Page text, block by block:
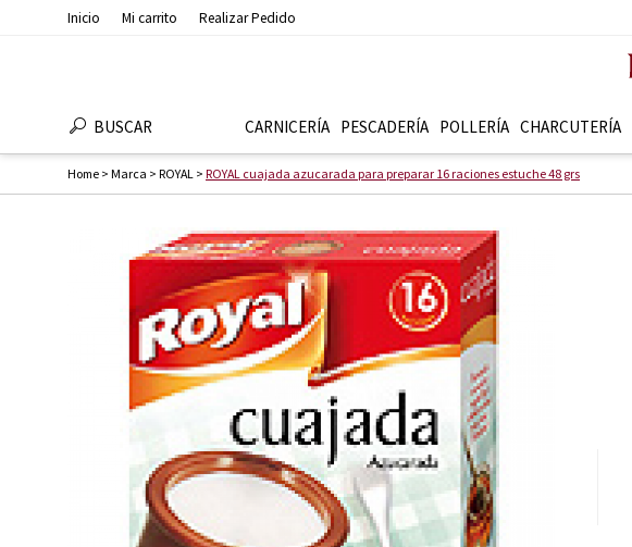
Inicio Mi carrito Realizar Pedido
BUSCAR CARNICERÍA PESCADERÍ­A POLLERÍA CHARCUTERÍ­A
Home > Marca > ROYAL > ROYAL cuajada azucarada para preparar 16 raciones estuche 48 grs